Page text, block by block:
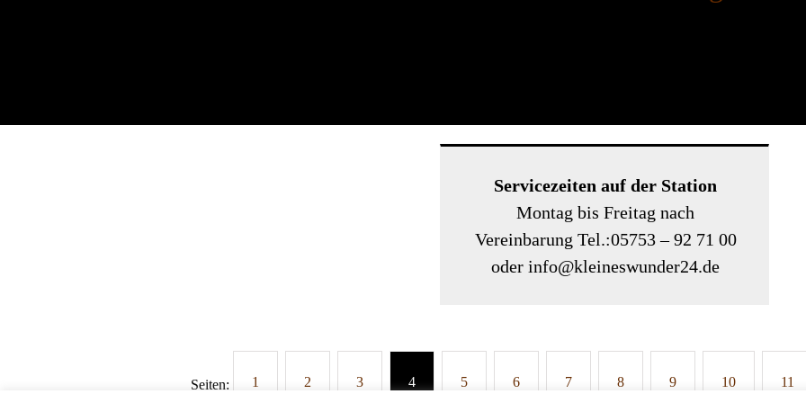
Servicezeiten auf der Station
Montag bis Freitag nach
Vereinbarung Tel.:05753 – 92 71 00
oder info@kleineswunder24.de
Seiten: 1 2 3 4 5 6 7 8 9 10 11